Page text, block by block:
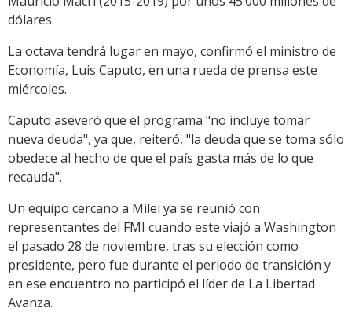
dólares.
La octava tendrá lugar en mayo, confirmó el ministro de
Economía, Luis Caputo, en una rueda de prensa este
miércoles.
Caputo aseveró que el programa "no incluye tomar
nueva deuda", ya que, reiteró, "la deuda que se toma sólo
obedece al hecho de que el país gasta más de lo que
recauda".
Un equipo cercano a Milei ya se reunió con
representantes del FMI cuando este viajó a Washington
el pasado 28 de noviembre, tras su elección como
presidente, pero fue durante el periodo de transición y
en ese encuentro no participó el líder de La Libertad
Avanza.